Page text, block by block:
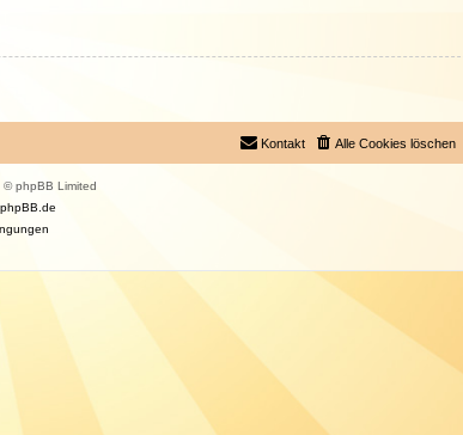
Alle Cookies löschen
Kontakt
© phpBB Limited
phpBB.de